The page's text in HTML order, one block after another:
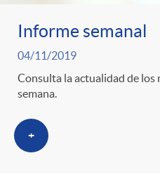
Informe semanal
04/11/2019
Consulta la actualidad de los
semana.
+